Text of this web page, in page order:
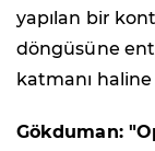
yapılan bir
döngüsüne
katmanı
Gökduman: